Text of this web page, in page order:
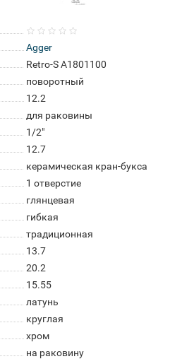
Agger
Retro-S A1801100
поворотный
12.2
для раковины
1/2"
12.7
керамическая кран-букса
1 отверстие
глянцевая
гибкая
традиционная
13.7
20.2
15.55
латунь
круглая
хром
на раковину